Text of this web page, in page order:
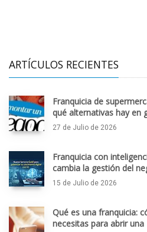
ARTÍCULOS RECIENTES
Franquicia de
qué alternativas hay en
27 de Julio de 2026
Franquicia con
cambia la gestión del
15 de Julio de 2026
Qué es una franquicia:
necesitas para abrir una